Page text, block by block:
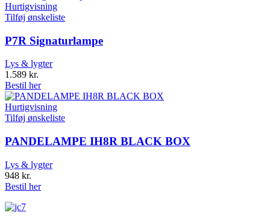
Hurtigvisning
Tilføj ønskeliste
P7R Signaturlampe
Lys & lygter
1.589 kr.
Bestil her
Hurtigvisning
Tilføj ønskeliste
PANDELAMPE IH8R BLACK BOX
Lys & lygter
948 kr.
Bestil her